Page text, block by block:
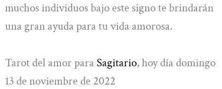
muchos individuos bajo este signo te brindarán
una gran ayuda para tu vida amorosa.
Tarot del amor para Sagitario, hoy día domingo
13 de noviembre de 2022